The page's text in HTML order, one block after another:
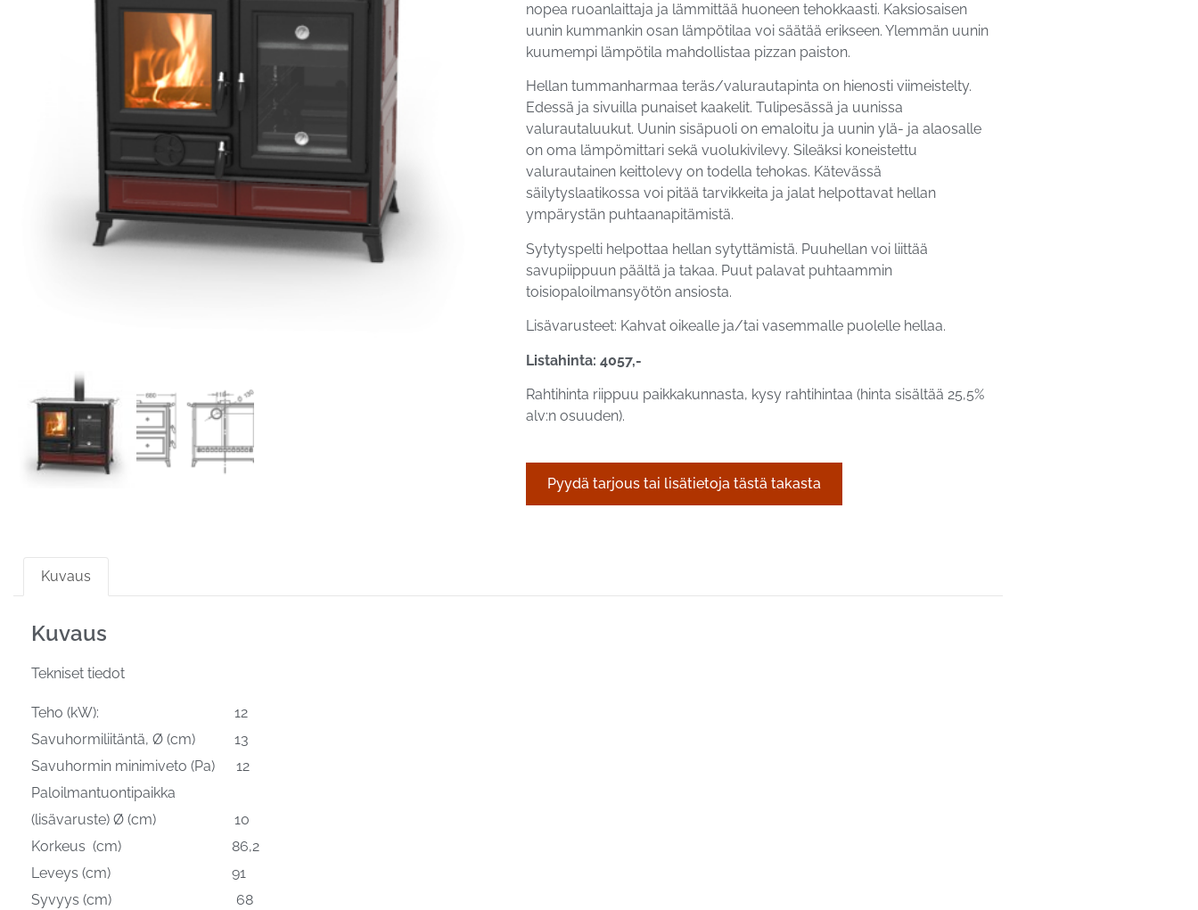
nopea ruoanlaittaja ja lämmittää huoneen tehokkaasti. Kaksiosaisen
uunin kummankin osan lämpötilaa voi säätää erikseen. Ylemmän uunin
kuumempi lämpötila mahdollistaa pizzan paiston.
Hellan tummanharmaa teräs/valurautapinta on hienosti viimeistelty.
Edessä ja sivuilla punaiset kaakelit. Tulipesässä ja uunissa
valurautaluukut. Uunin sisäpuoli on emaloitu ja uunin ylä- ja alaosalle
on oma lämpömittari sekä vuolukivilevy. Sileäksi koneistettu
valurautainen keittolevy on todella tehokas. Kätevässä
säilytyslaatikossa voi pitää tarvikkeita ja jalat helpottavat hellan
ympärystän puhtaanapitämistä.
Sytytyspelti helpottaa hellan sytyttämistä. Puuhellan voi liittää
savupiippuun päältä ja takaa. Puut palavat puhtaammin
toisiopaloilmansyötön ansiosta.
Lisävarusteet: Kahvat oikealle ja/tai vasemmalle puolelle hellaa.
Listahinta: 4057,-
Rahtihinta riippuu paikkakunnasta, kysy rahtihintaa (hinta sisältää 25,5%
alv:n osuuden).
Pyydä tarjous tai lisätietoja tästä takasta
Kuvaus
Kuvaus
Tekniset tiedot
Teho (kW): 12
Savuhormiliitäntä, Ø (cm) 13
Savuhormin minimiveto (Pa) 12
Paloilmantuontipaikka
(lisävaruste) Ø (cm) 10
Korkeus (cm) 86,2
Leveys (cm) 91
Syvyys (cm) 68